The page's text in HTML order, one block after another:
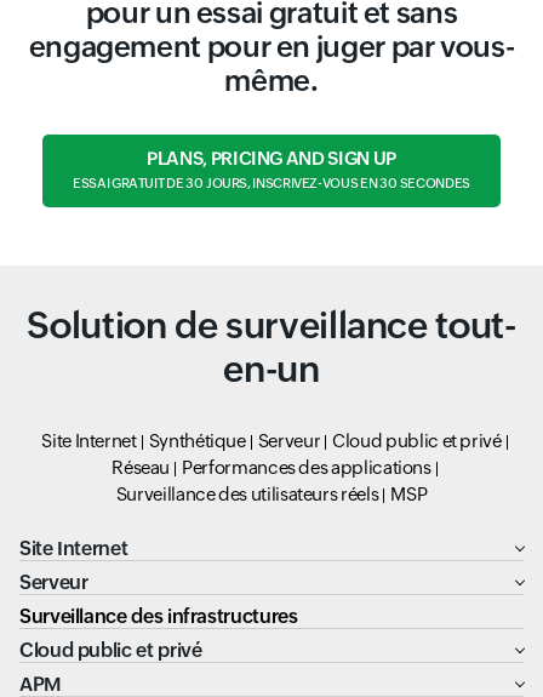
pour un essai gratuit et sans
engagement pour en juger par vous-
même.
PLANS, PRICING AND SIGN UP
ESSAI GRATUIT DE 30 JOURS, INSCRIVEZ-VOUS EN 30 SECONDES
Solution de surveillance tout-
en-un
Site Internet Synthétique Serveur
Cloud public et privé
Réseau
Performances des applications
Surveillance des utilisateurs réels
MSP
Site Internet
Serveur
Surveillance des infrastructures
Cloud public et privé
APM